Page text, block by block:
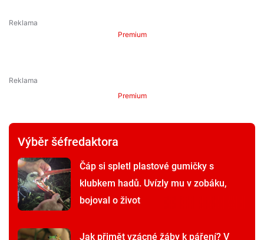
Premium
Premium
Výběr šéfredaktora
Čáp si spletl plastové gumičky s
klubkem hadů. Uvízly mu v zobáku,
bojoval o život
Jak přimět vzácné žáby k páření? V